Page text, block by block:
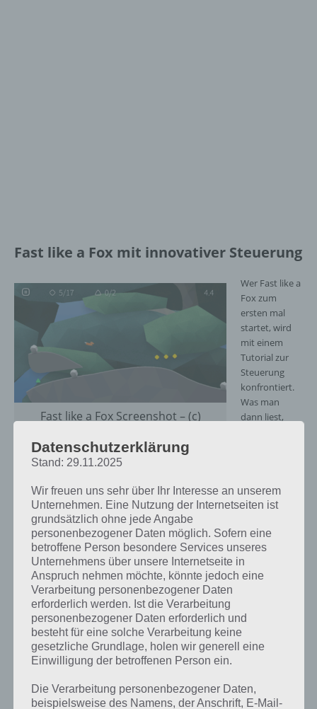
Fast like a Fox mit innovativer Steuerung
Fast like a Fox Screenshot – (c)
Wer Fast like a
Fox zum
ersten mal
startet, wird
mit einem
Tutorial zur
Steuerung
konfrontiert.
Was man
dann liest,
komisch an: Man soll auf die Rückseite seines Smartphone / Tablet
funktionieren?
Der Trick dahinter: Es wird einfach der Sensor verwendet, der
normalerweise für die Neigungssteuerung zuständig ist. Durch das
tippen wackelt das Gerät ein wenig, wodurch der Fuchs an
Geschwindigkeit aufnimmt. Alternativ kann man auch einfach nur
sein Smartphone schütteln, aber das ist deutlich schwieriger als
einfach hinten auf dem Gerät zu tippen.
Das war eigentlich schon das besondere an Fast like a Fox, denn der
Rest ist von zahlreichen Jump’n’Run Spielen bekannt. So gilt es
bei Fast like a Fox Münzen und ein Juwel einzusammeln, während
man von Plattform zu Plattform springt. Springen kann man im
übrigen, wenn man standardmäßig auf das Display tippt.
Datenschutzerklärung
Stand: 29.11.2025
Wir freuen uns sehr über Ihr Interesse an unserem
Unternehmen. Eine Nutzung der Internetseiten ist
grundsätzlich ohne jede Angabe
personenbezogener Daten möglich. Sofern eine
betroffene Person besondere Services unseres
Unternehmens über unsere Internetseite in
Anspruch nehmen möchte, könnte jedoch eine
Verarbeitung personenbezogener Daten
erforderlich werden. Ist die Verarbeitung
personenbezogener Daten erforderlich und
besteht für eine solche Verarbeitung keine
gesetzliche Grundlage, holen wir generell eine
Einwilligung der betroffenen Person ein.
Die Verarbeitung personenbezogener Daten,
beispielsweise des Namens, der Anschrift, E-Mail-